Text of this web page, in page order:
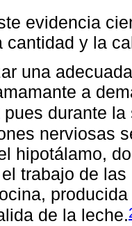
evidencia
cantidad y la
una
a
pues durante
nerviosas
hipotálamo,
trabajo de
de la leche.